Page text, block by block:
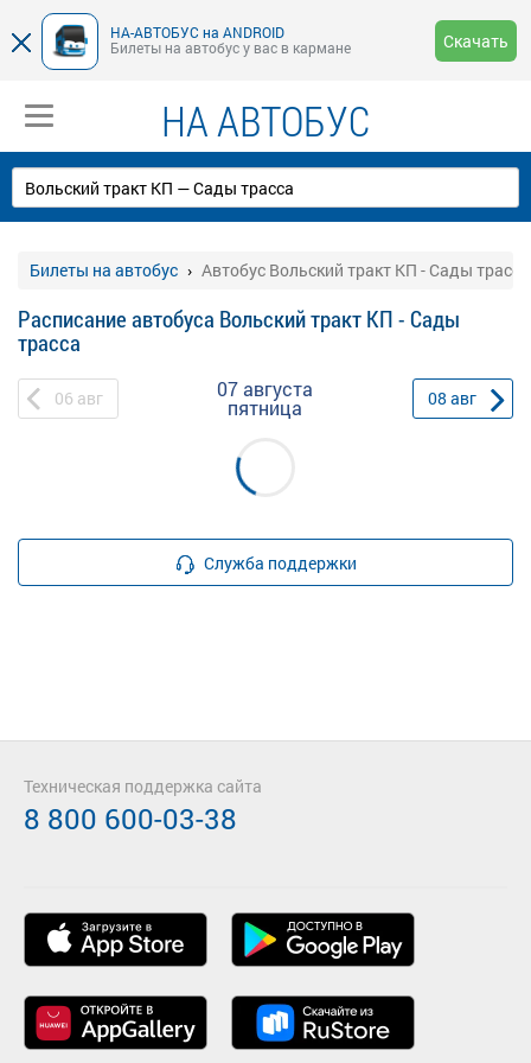
НА-АВТОБУС на ANDROID
Билеты на автобус у вас в кармане
Скачать
НА АВТОБУС
Билеты на автобус Автобус Вольский тракт КП - Сады трасса
Расписание автобуса Вольский тракт КП - Сады
трасса
06 авг 07 августа
пятница 08 авг
Служба поддержки
Техническая поддержка сайта
8 800 600-03-38